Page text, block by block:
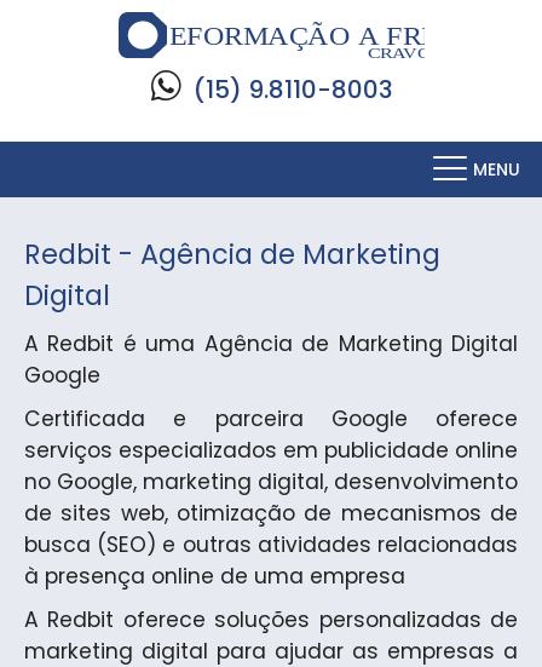
(15) 9.8110-8003
MENU
Redbit - Agência de Marketing
Digital
A Redbit é uma Agência de Marketing Digital
Google
Certificada e parceira Google oferece
serviços especializados em publicidade online
no Google, marketing digital, desenvolvimento
de sites web, otimização de mecanismos de
busca (SEO) e outras atividades relacionadas
à presença online de uma empresa
A Redbit oferece soluções personalizadas de
marketing digital para ajudar as empresas a